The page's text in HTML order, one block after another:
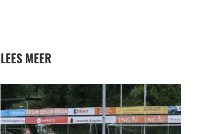
LEES MEER